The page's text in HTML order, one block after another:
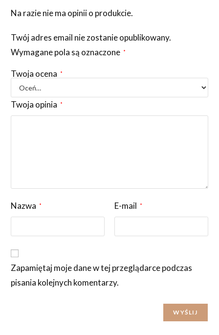
Na razie nie ma opinii o produkcie.
Twój adres email nie zostanie opublikowany.
Wymagane pola są oznaczone *
Twoja ocena *
Twoja opinia *
Nazwa * E-mail *
Zapamiętaj moje dane w tej przeglądarce podczas
pisania kolejnych komentarzy.